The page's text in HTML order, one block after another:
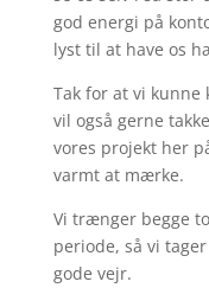
god energi på
lyst til at have os
Tak for at vi kunne
vil også gerne
vores projekt her
varmt at mærke.
Vi trænger begge
periode, så vi
gode vejr.